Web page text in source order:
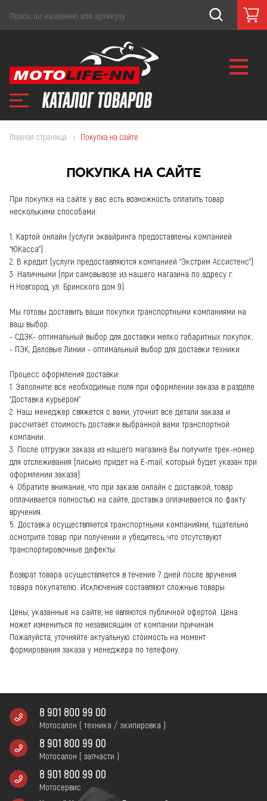
Главная страница Покупка на сайте
ПОКУПКА НА САЙТЕ
При покупке на сайте у вас есть возможность оплатить товар
несколькими способами:
1. Картой онлайн (услуги эквайринга предоставлены компанией
“ЮКасса”)
2. В кредит (услуги предоставляются компанией “Экстрим Ассистенс”)
3. Наличными (при самовывозе из нашего магазина по адресу г.
Н.Новгород, ул. Бринского дом 9)
Мы готовы доставить ваши покупки транспортными компаниями на
ваш выбор:
- CДЭК- оптимальный выбор для доставки мелко габаритных покупок.
- ПЭК, Деловые Линии - оптимальный выбор для доставки техники.
Процесс оформления доставки:
1. Заполните все необходимые поля при оформлении заказа в разделе
“Доставка курьером”
2. Наш менеджер свяжется с вами, уточнит все детали заказа и
рассчитает стоимость доставки выбранной вами транспортной
компании.
3. После отгрузки заказа из нашего магазина Вы получите трек-номер
для отслеживания (письмо придет на E-mail, который будет указан при
оформлении заказа).
4. Обратите внимание, что при заказе онлайн с доставкой, товар
оплачивается полностью на сайте, доставка оплачивается по факту
вручения.
5. Доставка осуществляется транспортными компаниями, тщательно
осмотрите товар при получении и убедитесь, что отсутствуют
транспортировочные дефекты.
Возврат товара осуществляется в течение 7 дней после вручения
товара покупателю. Исключения составляют сложные товары.
Цены, указанные на сайте, не являются публичной офертой. Цена
может измениться по независящим от компании причинам.
Пожалуйста, уточняйте актуальную стоимость на момент
формирования заказа у менеджера по телефону.
8 901 800 99 00
Мотосалон ( техника / экипировка )
8 901 800 99 00
Мотосалон ( запчасти )
8 901 800 99 00
Мотосервис